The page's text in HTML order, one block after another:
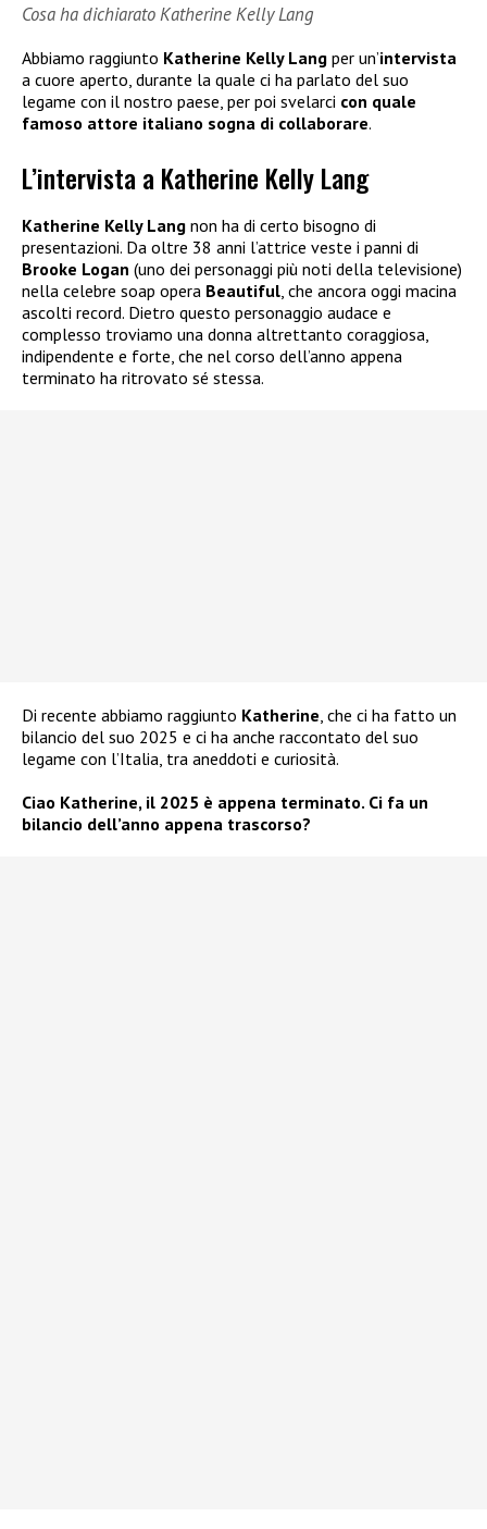
Cosa ha dichiarato Katherine Kelly Lang
Abbiamo raggiunto Katherine Kelly Lang per un’intervista
a cuore aperto, durante la quale ci ha parlato del suo
legame con il nostro paese, per poi svelarci con quale
famoso attore italiano sogna di collaborare.
L’intervista a Katherine Kelly Lang
Katherine Kelly Lang non ha di certo bisogno di
presentazioni. Da oltre 38 anni l’attrice veste i panni di
Brooke Logan (uno dei personaggi più noti della televisione)
nella celebre soap opera Beautiful , che ancora oggi macina
ascolti record. Dietro questo personaggio audace e
complesso troviamo una donna altrettanto coraggiosa,
indipendente e forte, che nel corso dell’anno appena
terminato ha ritrovato sé stessa.
Di recente abbiamo raggiunto Katherine , che ci ha fatto un
bilancio del suo 2025 e ci ha anche raccontato del suo
legame con l’Italia, tra aneddoti e curiosità.
Ciao Katherine, il 2025 è appena terminato. Ci fa un
bilancio dell’anno appena trascorso?